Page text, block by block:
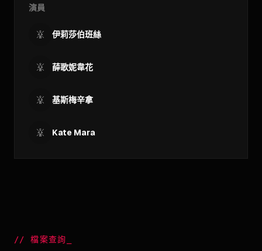
演員
伊莉莎伯班絲
薛歌妮韋花
基斯梅辛拿
Kate Mara
//檔案查詢